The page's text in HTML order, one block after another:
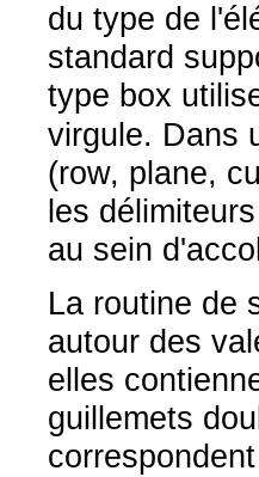
du type de
standard
type box
virgule. Dans
(row, plane,
les
au sein
La routine de
autour des
elles
guillemets